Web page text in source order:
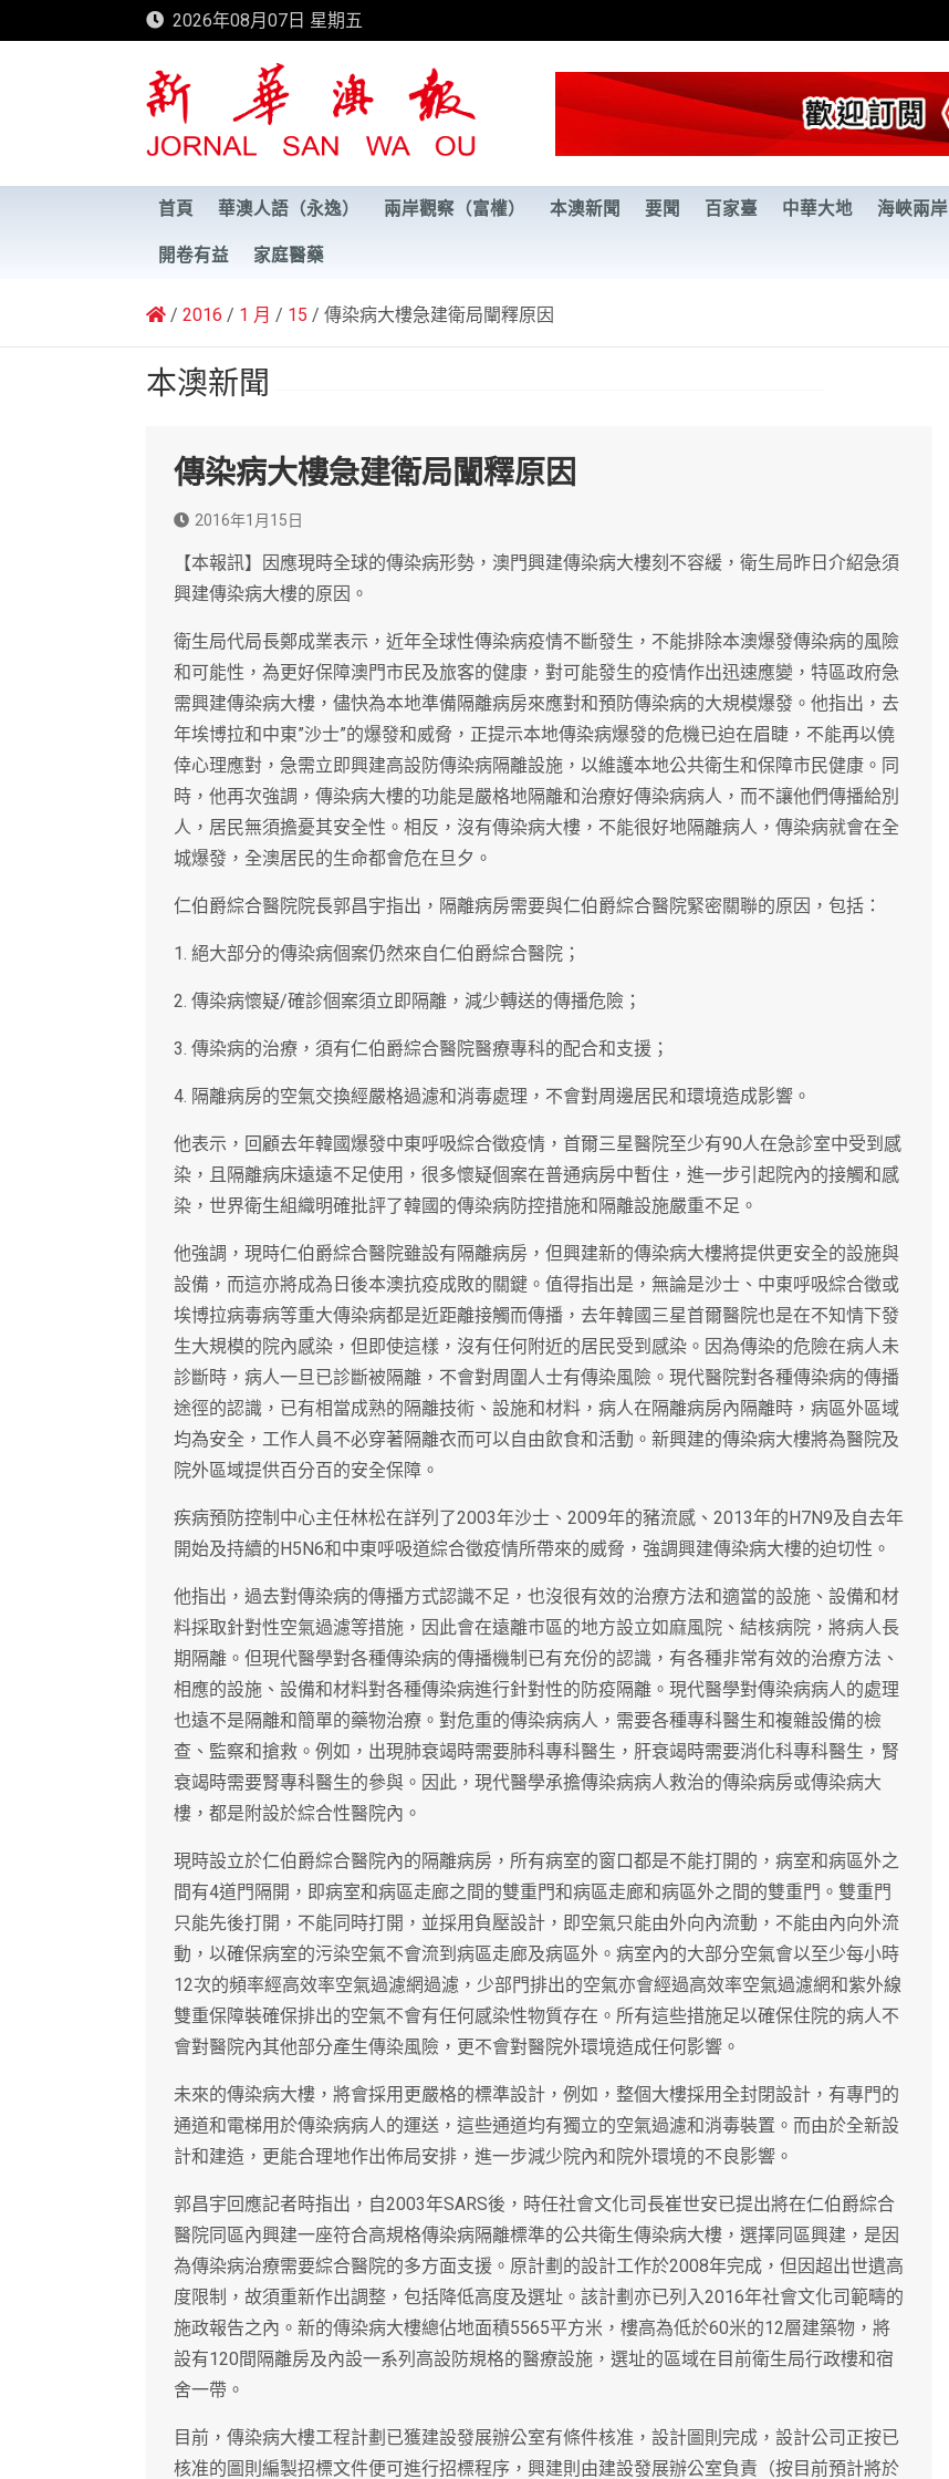
to
2026年08月07日 星期五
新華澳報
首頁 華澳人語（永逸） 兩岸觀察（富權） 本澳新聞 要聞 百家臺 中華大地 海峽兩岸
開卷有益 家庭醫藥
2016 1 月 15 傳染病大樓急建衛局闡釋原因
本澳新聞
傳染病大樓急建衛局闡釋原因
2016年1月15日
【本報訊】因應現時全球的傳染病形勢，澳門興建傳染病大樓刻不容緩，衛生局昨日介紹急須
興建傳染病大樓的原因。
衛生局代局長鄭成業表示，近年全球性傳染病疫情不斷發生，不能排除本澳爆發傳染病的風險
和可能性，為更好保障澳門市民及旅客的健康，對可能發生的疫情作出迅速應變，特區政府急
需興建傳染病大樓，儘快為本地準備隔離病房來應對和預防傳染病的大規模爆發。他指出，去
年埃博拉和中東”沙士”的爆發和威脅，正提示本地傳染病爆發的危機已迫在眉睫，不能再以僥
倖心理應對，急需立即興建高設防傳染病隔離設施，以維護本地公共衛生和保障市民健康。同
時，他再次強調，傳染病大樓的功能是嚴格地隔離和治療好傳染病病人，而不讓他們傳播給別
人，居民無須擔憂其安全性。相反，沒有傳染病大樓，不能很好地隔離病人，傳染病就會在全
城爆發，全澳居民的生命都會危在旦夕。
仁伯爵綜合醫院院長郭昌宇指出，隔離病房需要與仁伯爵綜合醫院緊密關聯的原因，包括：
1. 絕大部分的傳染病個案仍然來自仁伯爵綜合醫院；
2. 傳染病懷疑/確診個案須立即隔離，減少轉送的傳播危險；
3. 傳染病的治療，須有仁伯爵綜合醫院醫療專科的配合和支援；
4. 隔離病房的空氣交換經嚴格過濾和消毒處理，不會對周邊居民和環境造成影響。
他表示，回顧去年韓國爆發中東呼吸綜合徵疫情，首爾三星醫院至少有90人在急診室中受到感
染，且隔離病床遠遠不足使用，很多懷疑個案在普通病房中暫住，進一步引起院內的接觸和感
染，世界衛生組織明確批評了韓國的傳染病防控措施和隔離設施嚴重不足。
他強調，現時仁伯爵綜合醫院雖設有隔離病房，但興建新的傳染病大樓將提供更安全的設施與
設備，而這亦將成為日後本澳抗疫成敗的關鍵。值得指出是，無論是沙士、中東呼吸綜合徵或
埃博拉病毒病等重大傳染病都是近距離接觸而傳播，去年韓國三星首爾醫院也是在不知情下發
生大規模的院內感染，但即使這樣，沒有任何附近的居民受到感染。因為傳染的危險在病人未
診斷時，病人一旦已診斷被隔離，不會對周圍人士有傳染風險。現代醫院對各種傳染病的傳播
途徑的認識，已有相當成熟的隔離技術、設施和材料，病人在隔離病房內隔離時，病區外區域
均為安全，工作人員不必穿著隔離衣而可以自由飲食和活動。新興建的傳染病大樓將為醫院及
院外區域提供百分百的安全保障。
疾病預防控制中心主任林松在詳列了2003年沙士、2009年的豬流感、2013年的H7N9及自去年
開始及持續的H5N6和中東呼吸道綜合徵疫情所帶來的威脅，強調興建傳染病大樓的迫切性。
他指出，過去對傳染病的傳播方式認識不足，也沒很有效的治療方法和適當的設施、設備和材
料採取針對性空氣過濾等措施，因此會在遠離巿區的地方設立如麻風院、結核病院，將病人長
期隔離。但現代醫學對各種傳染病的傳播機制已有充份的認識，有各種非常有效的治療方法、
相應的設施、設備和材料對各種傳染病進行針對性的防疫隔離。現代醫學對傳染病病人的處理
也遠不是隔離和簡單的藥物治療。對危重的傳染病病人，需要各種專科醫生和複雜設備的檢
查、監察和搶救。例如，出現肺衰竭時需要肺科專科醫生，肝衰竭時需要消化科專科醫生，腎
衰竭時需要腎專科醫生的參與。因此，現代醫學承擔傳染病病人救治的傳染病房或傳染病大
樓，都是附設於綜合性醫院內。
現時設立於仁伯爵綜合醫院內的隔離病房，所有病室的窗口都是不能打開的，病室和病區外之
間有4道門隔開，即病室和病區走廊之間的雙重門和病區走廊和病區外之間的雙重門。雙重門
只能先後打開，不能同時打開，並採用負壓設計，即空氣只能由外向內流動，不能由內向外流
動，以確保病室的污染空氣不會流到病區走廊及病區外。病室內的大部分空氣會以至少每小時
12次的頻率經高效率空氣過濾網過濾，少部門排出的空氣亦會經過高效率空氣過濾網和紫外線
雙重保障裝確保排出的空氣不會有任何感染性物質存在。所有這些措施足以確保住院的病人不
會對醫院內其他部分產生傳染風險，更不會對醫院外環境造成任何影響。
未來的傳染病大樓，將會採用更嚴格的標準設計，例如，整個大樓採用全封閉設計，有專門的
通道和電梯用於傳染病病人的運送，這些通道均有獨立的空氣過濾和消毒裝置。而由於全新設
計和建造，更能合理地作出佈局安排，進一步減少院內和院外環境的不良影響。
郭昌宇回應記者時指出，自2003年SARS後，時任社會文化司長崔世安已提出將在仁伯爵綜合
醫院同區內興建一座符合高規格傳染病隔離標準的公共衛生傳染病大樓，選擇同區興建，是因
為傳染病治療需要綜合醫院的多方面支援。原計劃的設計工作於2008年完成，但因超出世遺高
度限制，故須重新作出調整，包括降低高度及選址。該計劃亦已列入2016年社會文化司範疇的
施政報告之內。新的傳染病大樓總佔地面積5565平方米，樓高為低於60米的12層建築物，將
設有120間隔離房及內設一系列高設防規格的醫療設施，選址的區域在目前衛生局行政樓和宿
舍一帶。
目前，傳染病大樓工程計劃已獲建設發展辦公室有條件核准，設計圖則完成，設計公司正按已
核准的圖則編製招標文件便可進行招標程序，興建則由建設發展辦公室負責（按目前預計將於